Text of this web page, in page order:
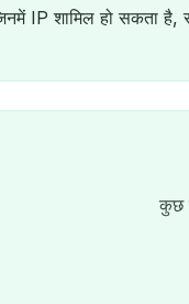
जिनमें IP शामिल हो
कुछ